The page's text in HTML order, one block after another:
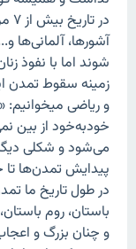
آشورها، آلمانی‌ها
شوند اما با نفوذ
زمینه سقوط تمدن
و ریاضی
خودبه‌خود از بین
می‌شود و شکلی دیگر
پیدایش تمدن‌ها
در طول تاریخ ما
باستان، روم
و چنان بزرگ و